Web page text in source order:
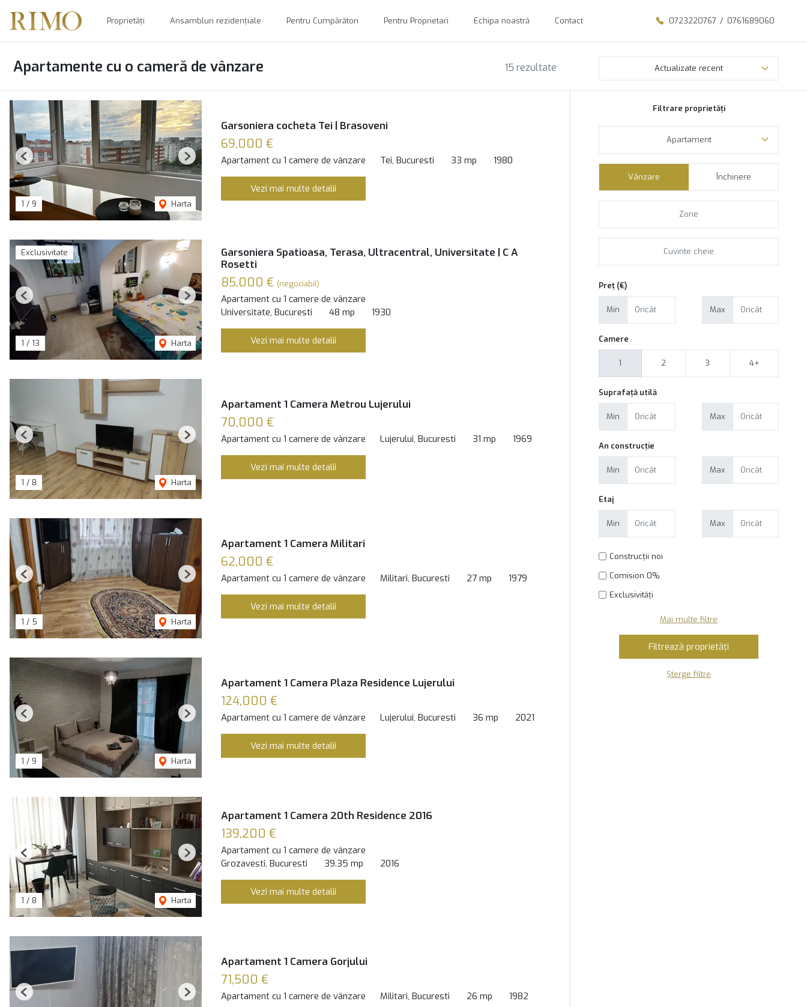
Proprietăți Ansambluri rezidențiale Pentru Cumpărători Pentru Proprietari Echipa noastră Contact 0723220767 / 0761689060
15 rezultate
Apartamente cu o cameră de vânzare Actualizate recent
1 / 9 Harta
Previous Next
Garsoniera cocheta Tei | Brasoveni
69,000 €
Apartament cu 1 camere de vânzare Tei, Bucuresti 33 mp 1980
Vezi mai multe detalii
Exclusivitate
1 / 13 Harta
Previous Next
Garsoniera Spatioasa, Terasa, Ultracentral, Universitate | C A
Rosetti
85,000 € (negociabil)
Apartament cu 1 camere de vânzare
Universitate, Bucuresti
48 mp 1930
Vezi mai multe detalii
1 / 8 Harta
Previous Next
Apartament 1 Camera Metrou Lujerului
70,000 €
Apartament cu 1 camere de vânzare Lujerului, Bucuresti 31 mp 1969
Vezi mai multe detalii
1 / 5 Harta
Previous Next
Apartament 1 Camera Militari
62,000 €
Apartament cu 1 camere de vânzare Militari, Bucuresti 27 mp 1979
Vezi mai multe detalii
1 / 9 Harta
Previous Next
Apartament 1 Camera Plaza Residence Lujerului
124,000 €
Apartament cu 1 camere de vânzare Lujerului, Bucuresti 36 mp 2021
Vezi mai multe detalii
1 / 8 Harta
Previous Next
Apartament 1 Camera 20th Residence 2016
139,200 €
Apartament cu 1 camere de vânzare
Grozavesti, Bucuresti
39.35 mp 2016
Vezi mai multe detalii
Previous Next
Apartament 1 Camera Gorjului
71,500 €
Apartament cu 1 camere de vânzare Militari, Bucuresti 26 mp 1982
Filtrare proprietăți
Apartament
Vânzare Închiriere
Preț (€)
Min Max
Camere
1 2 3 4+
Suprafață utilă
Min Max
An construcție
Min Max
Etaj
Min Max
Construcții noi
Comision 0%
Exclusivități
Mai multe filtre
Șterge filtre